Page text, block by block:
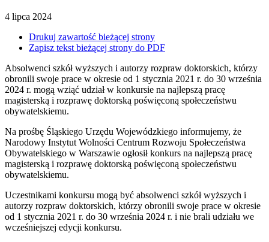
4 lipca 2024
Drukuj zawartość bieżącej strony
Zapisz tekst bieżącej strony do PDF
Absolwenci szkół wyższych i autorzy rozpraw doktorskich, którzy
obronili swoje prace w okresie od 1 stycznia 2021 r. do 30 września
2024 r. mogą wziąć udział w konkursie na najlepszą pracę
magisterską i rozprawę doktorską poświęconą społeczeństwu
obywatelskiemu.
Na prośbę Śląskiego Urzędu Wojewódzkiego informujemy, że
Narodowy Instytut Wolności Centrum Rozwoju Społeczeństwa
Obywatelskiego w Warszawie ogłosił konkurs na najlepszą pracę
magisterską i rozprawę doktorską poświęconą społeczeństwu
obywatelskiemu.
Uczestnikami konkursu mogą być absolwenci szkół wyższych i
autorzy rozpraw doktorskich, którzy obronili swoje prace w okresie
od 1 stycznia 2021 r. do 30 września 2024 r. i nie brali udziału we
wcześniejszej edycji konkursu.